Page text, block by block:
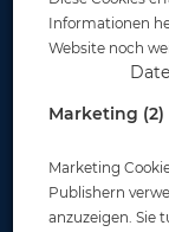
Informationen
Website noch
Marketing (2)
Marketing
Publishern
anzuzeigen. Sie